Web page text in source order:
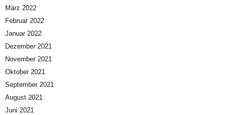
März 2022
Februar 2022
Januar 2022
Dezember 2021
November 2021
Oktober 2021
September 2021
August 2021
Juni 2021